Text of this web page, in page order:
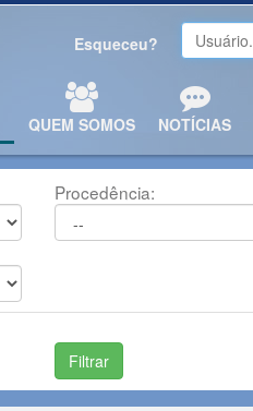
Esqueceu?
QUEM SOMOS NOTÍCIAS
Procedência: